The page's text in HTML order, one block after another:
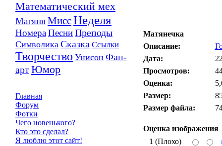
Математический мех
МатяняМиссНеделя
НомераПесниПреподы
Символика Сказка Ссылки
Творчество Унисон Фан-
артЮмор
Главная
Форум
Фотки
Чего новенького?
Кто это сделал?
Я люблю этот сайт!
Матянечка
Описание:
Дата:
Просмотров:
Оценка:
Размер:
Размер файла:
Оценка изображения
1 (Плохо)